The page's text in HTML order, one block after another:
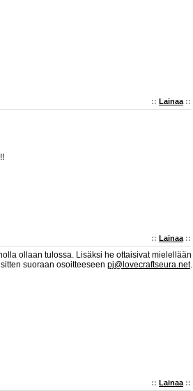
:: Lainaa ::
:: Lainaa ::
ollaan tulossa. Lisäksi he ottaisivat mielellään
suoraan osoitteeseen pj@lovecraftseura.net.
:: Lainaa ::